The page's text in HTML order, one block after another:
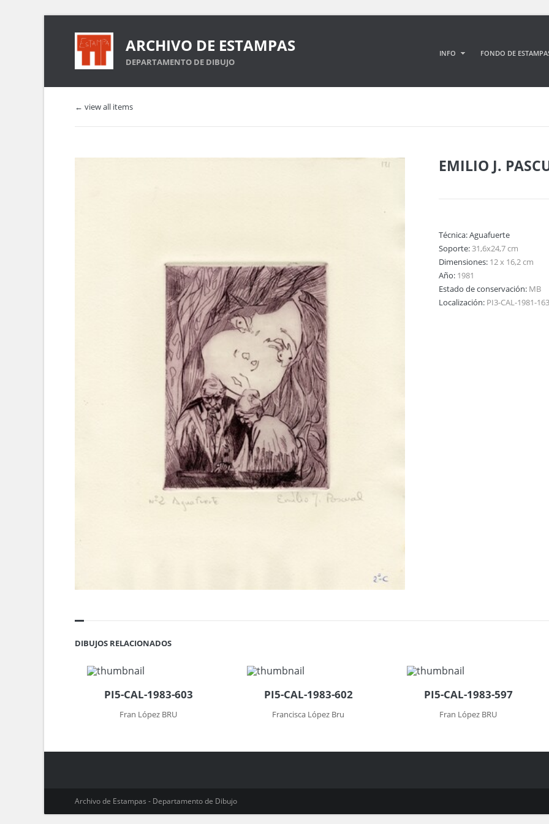
ARCHIVO DE ESTAMPAS
DEPARTAMENTO DE DIBUJO
INFO FONDO DE
← view all items
EMILIO J.
Técnica:Aguafuerte
Soporte:31,6x24,7 cm
Dimensiones: 12 x 16,2 cm
Año: 1981
Estado de conservación: MB
Localización: PI3-CAL-1981-163
DIBUJOS RELACIONADOS
PI5-CAL-1983-603
Fran López BRU
PI5-CAL-1983-602
Francisca López Bru
PI5-CAL-1983-597
Fran López BRU
Archivo de Estampas - Departamento de Dibujo